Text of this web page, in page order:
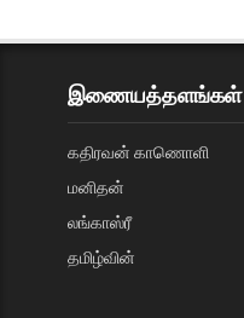
இணையத்தளங்கள்
கதிரவன் காணொளி
மனிதன்
லங்காஸ்ரீ
தமிழ்வின்